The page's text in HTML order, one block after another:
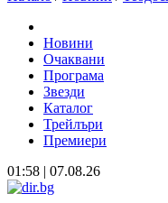
Новини
Очаквани
Програма
Звезди
Каталог
Трейлъри
Премиери
01:58 | 07.08.26